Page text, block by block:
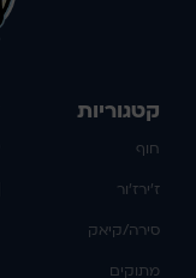
קטגוריות
חוף
ז'ירז'ור
סירה/קיאק
מתוקים